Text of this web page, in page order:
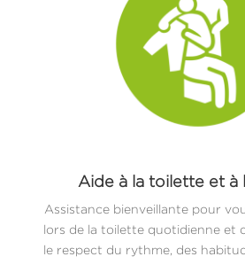
Aide à la toilette et à
Assistance bienveillante pour
lors de la toilette quotidienne et
le respect du rythme, des